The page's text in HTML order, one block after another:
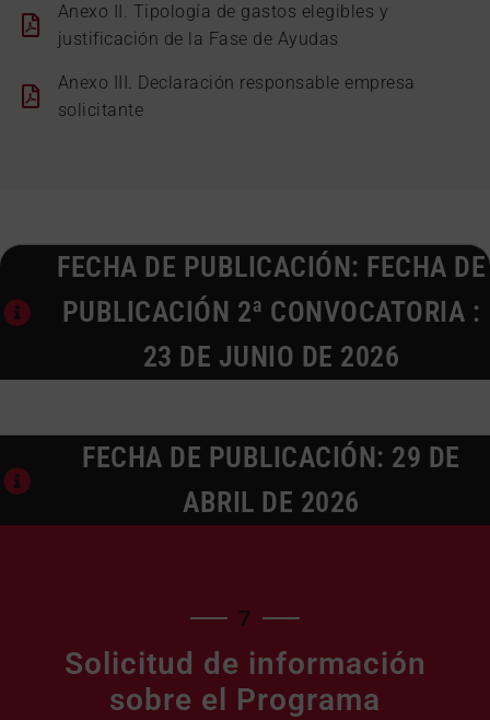
Anexo II. Tipología de gastos elegibles y
justificación de la Fase de Ayudas
Anexo III. Declaración responsable empresa
solicitante
FECHA DE PUBLICACIÓN: FECHA DE
PUBLICACIÓN 2ª CONVOCATORIA :
23 DE JUNIO DE 2026
FECHA DE PUBLICACIÓN: 29 DE
ABRIL DE 2026
7
Solicitud de información
sobre el Programa